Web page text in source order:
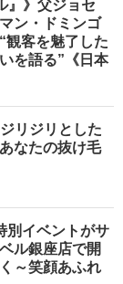
』》父ジョセ
ン・ドミンゴ
観客を魅了した
を語る”《日本
リジリとした
なたの抜け毛
別イベントがサ
ル銀座店で開
～笑顔あふれ